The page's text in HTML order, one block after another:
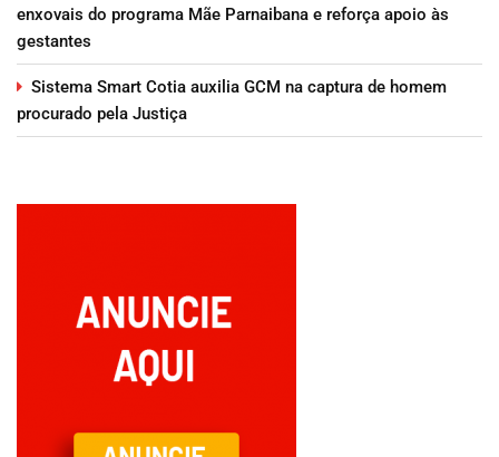
enxovais do programa Mãe Parnaibana e reforça apoio às
gestantes
Sistema Smart Cotia auxilia GCM na captura de homem
procurado pela Justiça